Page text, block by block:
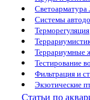
Светоарматура
Системы
Терморегуляция
Террариумные
Тестирование
Фильтрация и
Экзотические
Статьи по